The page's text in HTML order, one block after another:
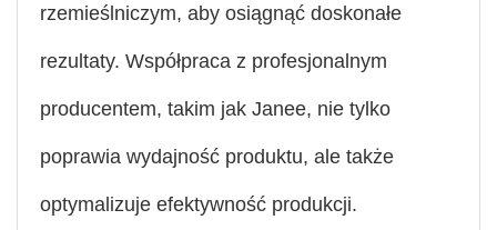
rzemieślniczym, aby osiągnąć doskonałe
rezultaty. Współpraca z profesjonalnym
producentem, takim jak Janee, nie tylko
poprawia wydajność produktu, ale także
optymalizuje efektywność produkcji.